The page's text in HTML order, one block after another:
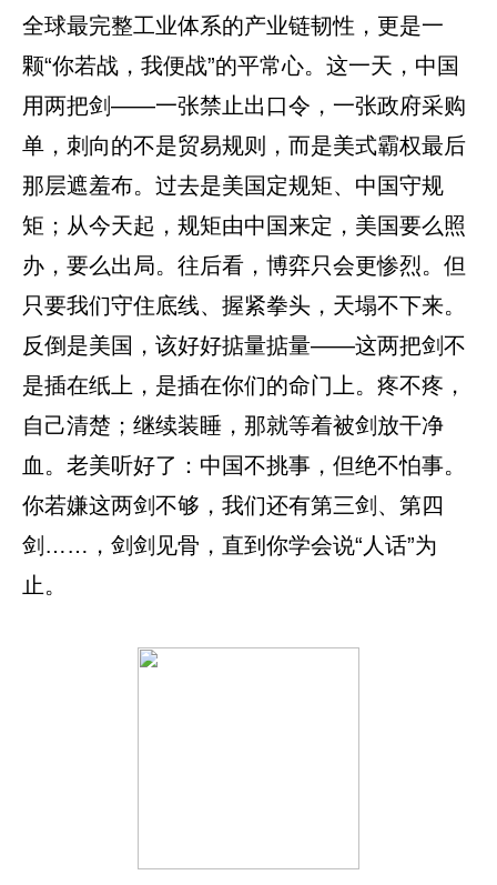
全球最完整工业体系的产业链韧性，更是一
颗“你若战，我便战”的平常心。这一天，中国
用两把剑——一张禁止出口令，一张政府采购
单，刺向的不是贸易规则，而是美式霸权最后
那层遮羞布。过去是美国定规矩、中国守规
矩；从今天起，规矩由中国来定，美国要么照
办，要么出局。往后看，博弈只会更惨烈。但
只要我们守住底线、握紧拳头，天塌不下来。
反倒是美国，该好好掂量掂量——这两把剑不
是插在纸上，是插在你们的命门上。疼不疼，
自己清楚；继续装睡，那就等着被剑放干净
血。老美听好了：中国不挑事，但绝不怕事。
你若嫌这两剑不够，我们还有第三剑、第四
剑……，剑剑见骨，直到你学会说“人话”为
止。